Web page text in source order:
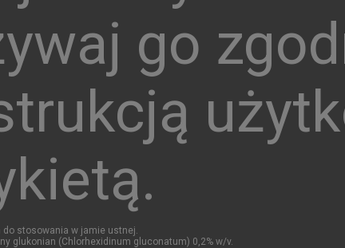
go
do stosowania w jamie ustnej.
glukonian (Chlorhexidinum gluconatum) 0,2% w/v.